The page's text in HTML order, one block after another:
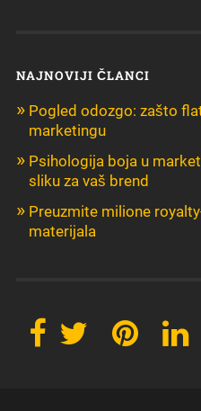
NAJNOVIJI ČLANCI
Pogled odozgo: zašto
marketingu
Psihologija boja u
sliku za vaš brend
Preuzmite milione
materijala